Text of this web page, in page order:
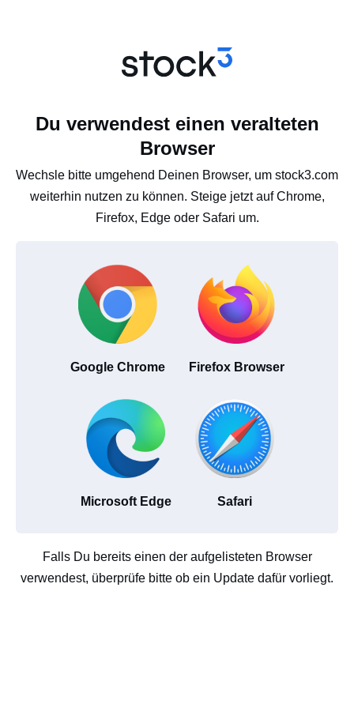
Du verwendest einen veralteten
Browser
Wechsle bitte umgehend Deinen Browser, um stock3.com
weiterhin nutzen zu können. Steige jetzt auf Chrome,
Firefox, Edge oder Safari um.
Google Chrome Firefox Browser
Microsoft Edge Safari
Falls Du bereits einen der aufgelisteten Browser
verwendest, überprüfe bitte ob ein Update dafür vorliegt.